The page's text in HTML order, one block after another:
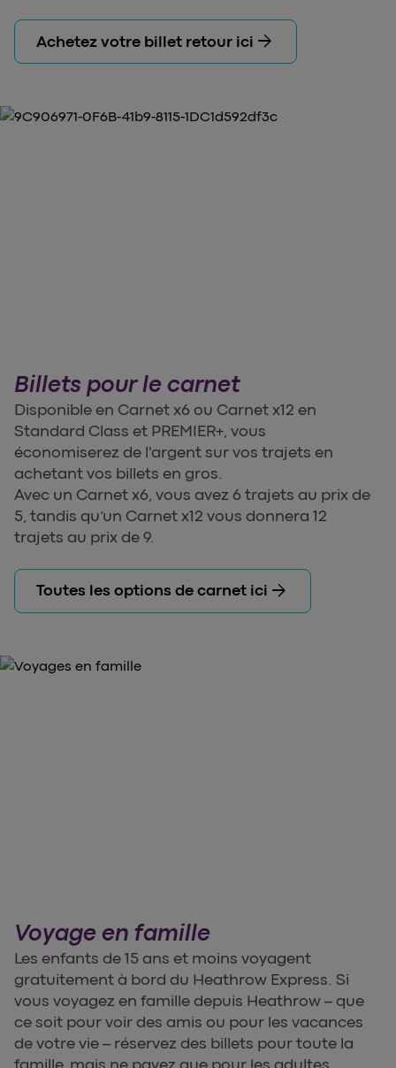
Achetez votre billet retour ici arrow_forward
Billets pour le carnet
Disponible en Carnet x6 ou Carnet x12 en
Standard Class et PREMIER+, vous
économiserez de l'argent sur vos trajets en
achetant vos billets en gros.
Avec un Carnet x6, vous avez 6 trajets au prix de
5, tandis qu’un Carnet x12 vous donnera 12
trajets au prix de 9.
Toutes les options de carnet ici arrow_forward
Voyage en famille
Les enfants de 15 ans et moins voyagent
gratuitement à bord du Heathrow Express. Si
vous voyagez en famille depuis Heathrow – que
ce soit pour voir des amis ou pour les vacances
de votre vie – réservez des billets pour toute la